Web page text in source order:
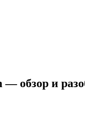
обзор и